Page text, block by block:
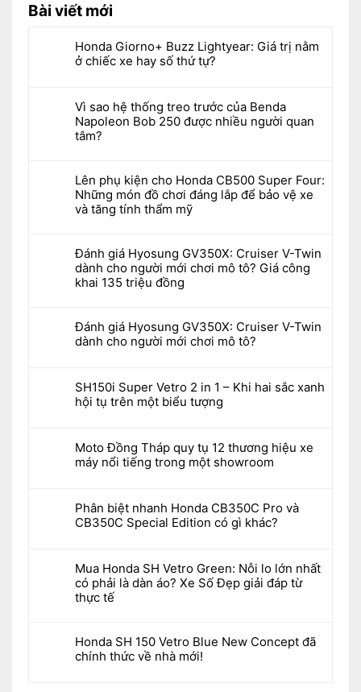
Bài viết mới
Honda Giorno+ Buzz Lightyear: Giá trị nằm
ở chiếc xe hay số thứ tự?
Vì sao hệ thống treo trước của Benda
Napoleon Bob 250 được nhiều người quan
tâm?
Lên phụ kiện cho Honda CB500 Super Four:
Những món đồ chơi đáng lắp để bảo vệ xe
và tăng tính thẩm mỹ
Đánh giá Hyosung GV350X: Cruiser V-Twin
dành cho người mới chơi mô tô? Giá công
khai 135 triệu đồng
Đánh giá Hyosung GV350X: Cruiser V-Twin
dành cho người mới chơi mô tô?
SH150i Super Vetro 2 in 1 – Khi hai sắc xanh
hội tụ trên một biểu tượng
Moto Đồng Tháp quy tụ 12 thương hiệu xe
máy nổi tiếng trong một showroom
Phân biệt nhanh Honda CB350C Pro và
CB350C Special Edition có gì khác?
Mua Honda SH Vetro Green: Nỗi lo lớn nhất
có phải là dàn áo? Xe Số Đẹp giải đáp từ
thực tế
Honda SH 150 Vetro Blue New Concept đã
chính thức về nhà mới!